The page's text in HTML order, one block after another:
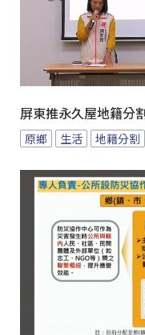
屏東推永久屋地籍分
原鄉 生活 地籍分割